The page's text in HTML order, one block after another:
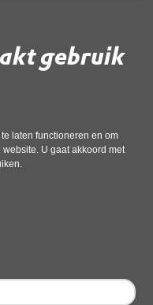
gebruik
laten functioneren en om
U gaat akkoord met